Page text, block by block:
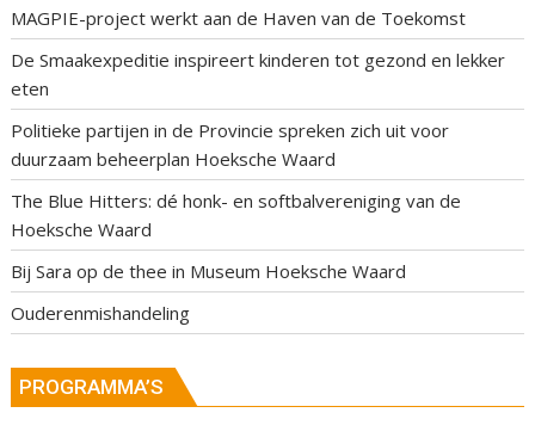
MAGPIE-project werkt aan de Haven van de Toekomst
De Smaakexpeditie inspireert kinderen tot gezond en lekker
eten
Politieke partijen in de Provincie spreken zich uit voor
duurzaam beheerplan Hoeksche Waard
The Blue Hitters: dé honk- en softbalvereniging van de
Hoeksche Waard
Bij Sara op de thee in Museum Hoeksche Waard
Ouderenmishandeling
PROGRAMMA’S